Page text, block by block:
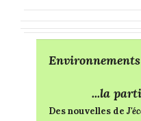
...la
Des nouvelles de